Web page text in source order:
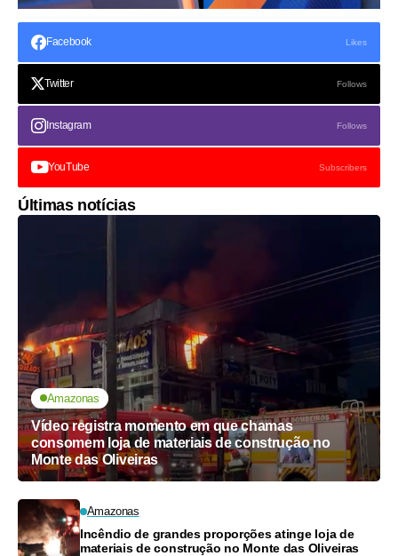
Facebook Likes
Twitter Follows
Instagram Follows
YouTube Subscribers
Últimas notícias
Amazonas
Vídeo registra momento em que chamas
consomem loja de materiais de construção no
Monte das Oliveiras
Amazonas
Incêndio de grandes proporções atinge loja de
materiais de construção no Monte das Oliveiras